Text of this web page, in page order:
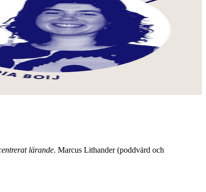
lärande. Marcus Lithander (poddvärd och